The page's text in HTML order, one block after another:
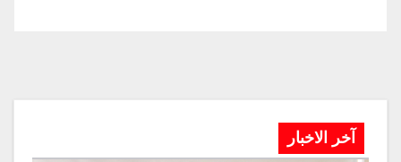
آخر الاخبار